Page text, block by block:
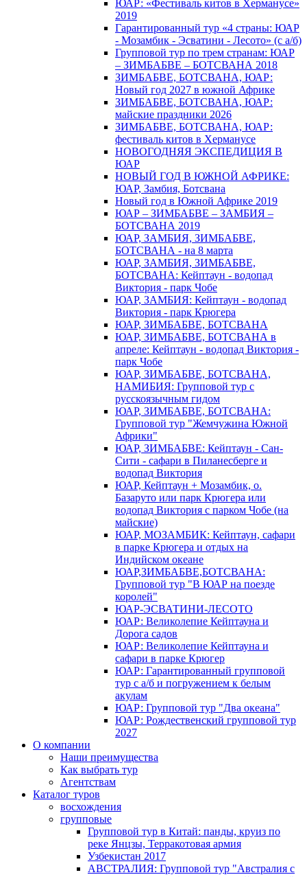
ЮАР: «Фестиваль китов в Херманусе»
2019
Гарантированный тур «4 страны: ЮАР
- Мозамбик - Эсватини - Лесото» (с а/б)
Групповой тур по трем странам: ЮАР
– ЗИМБАБВЕ – БОТСВАНА 2018
ЗИМБАБВЕ, БОТСВАНА, ЮАР:
Новый год 2027 в южной Африке
ЗИМБАБВЕ, БОТСВАНА, ЮАР:
майские праздники 2026
ЗИМБАБВЕ, БОТСВАНА, ЮАР:
фестиваль китов в Херманусе
НОВОГОДНЯЯ ЭКСПЕДИЦИЯ В
ЮАР
НОВЫЙ ГОД В ЮЖНОЙ АФРИКЕ:
ЮАР, Замбия, Ботсвана
Новый год в Южной Африке 2019
ЮАР – ЗИМБАБВЕ – ЗАМБИЯ –
БОТСВАНА 2019
ЮАР, ЗАМБИЯ, ЗИМБАБВЕ,
БОТСВАНА - на 8 марта
ЮАР, ЗАМБИЯ, ЗИМБАБВЕ,
БОТСВАНА: Кейптаун - водопад
Виктория - парк Чобе
ЮАР, ЗАМБИЯ: Кейптаун - водопад
Виктория - парк Крюгера
ЮАР, ЗИМБАБВЕ, БОТСВАНА
ЮАР, ЗИМБАБВЕ, БОТСВАНА в
апреле: Кейптаун - водопад Виктория -
парк Чобе
ЮАР, ЗИМБАБВЕ, БОТСВАНА,
НАМИБИЯ: Групповой тур с
русскоязычным гидом
ЮАР, ЗИМБАБВЕ, БОТСВАНА:
Групповой тур "Жемчужина Южной
Африки"
ЮАР, ЗИМБАБВЕ: Кейптаун - Сан-
Сити - сафари в Пиланесберге и
водопад Виктория
ЮАР, Кейптаун + Мозамбик, о.
Базаруто или парк Крюгера или
водопад Виктория с парком Чобе (на
майские)
ЮАР, МОЗАМБИК: Кейптаун, сафари
в парке Крюгера и отдых на
Индийском океане
ЮАР,ЗИМБАБВЕ,БОТСВАНА:
Групповой тур "В ЮАР на поезде
королей"
ЮАР-ЭСВАТИНИ-ЛЕСОТО
ЮАР: Великолепие Кейптауна и
Дорога садов
ЮАР: Великолепие Кейптауна и
сафари в парке Крюгер
ЮАР: Гарантированный групповой
тур с а/б и погружением к белым
акулам
ЮАР: Групповой тур "Два океана"
ЮАР: Рождественский групповой тур
2027
О компании
Наши преимущества
Как выбрать тур
Агентствам
Каталог туров
восхождения
групповые
Групповой тур в Китай: панды, круиз по
реке Янцзы, Терракотовая армия
Узбекистан 2017
АВСТРАЛИЯ: Групповой тур "Австралия с